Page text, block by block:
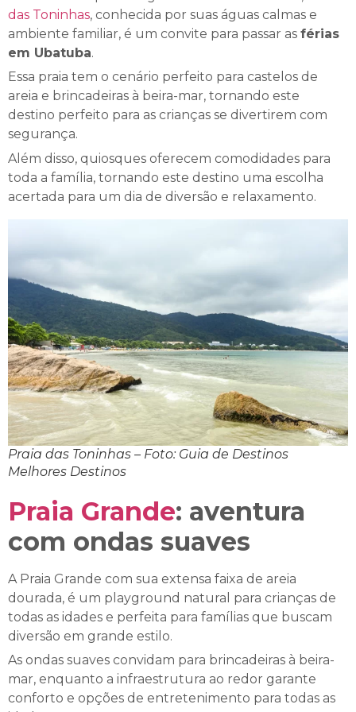
das Toninhas, conhecida por suas águas calmas e
ambiente familiar, é um convite para passar as férias
em Ubatuba.
Essa praia tem o cenário perfeito para castelos de
areia e brincadeiras à beira-mar, tornando este
destino perfeito para as crianças se divertirem com
segurança.
Além disso, quiosques oferecem comodidades para
toda a família, tornando este destino uma escolha
acertada para um dia de diversão e relaxamento.
Praia das Toninhas – Foto: Guia de Destinos
Melhores Destinos
Praia Grande: aventura
com ondas suaves
A Praia Grande com sua extensa faixa de areia
dourada, é um playground natural para crianças de
todas as idades e perfeita para famílias que buscam
diversão em grande estilo.
As ondas suaves convidam para brincadeiras à beira-
mar, enquanto a infraestrutura ao redor garante
conforto e opções de entretenimento para todas as